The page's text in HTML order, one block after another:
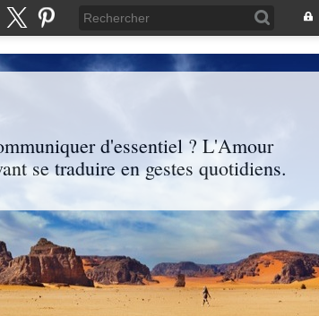
d'essentiel ? L'Amour
se traduire en gestes quotidiens.